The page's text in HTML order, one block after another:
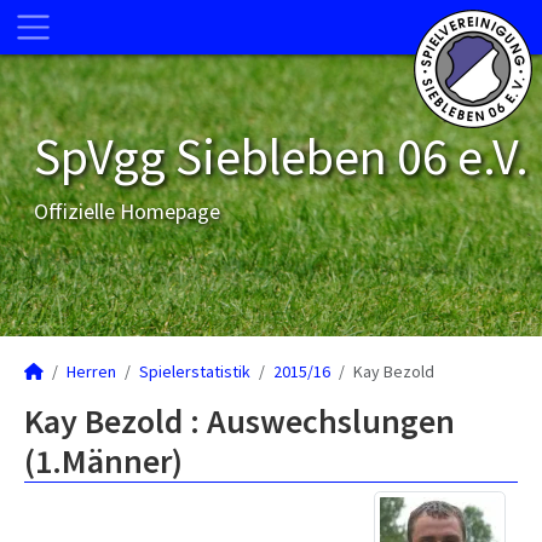
SpVgg Siebleben 06 e.V.
Offizielle Homepage
Herren Spielerstatistik 2015/16 Kay Bezold
Kay Bezold : Auswechslungen
(1.Männer)